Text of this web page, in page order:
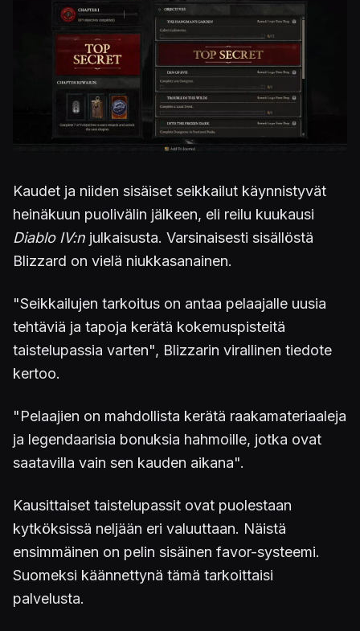
Kaudet ja niiden sisäiset seikkailut käynnistyvät
heinäkuun puolivälin jälkeen, eli reilu kuukausi
Diablo IV:n julkaisusta. Varsinaisesti sisällöstä
Blizzard on vielä niukkasanainen.
"Seikkailujen tarkoitus on antaa pelaajalle uusia
tehtäviä ja tapoja kerätä kokemuspisteitä
taistelupassia varten", Blizzarin virallinen tiedote
kertoo.
"Pelaajien on mahdollista kerätä raakamateriaaleja
ja legendaarisia bonuksia hahmoille, jotka ovat
saatavilla vain sen kauden aikana".
Kausittaiset taistelupassit ovat puolestaan
kytköksissä neljään eri valuuttaan. Näistä
ensimmäinen on pelin sisäinen favor-systeemi.
Suomeksi käännettynä tämä tarkoittaisi
palvelusta.